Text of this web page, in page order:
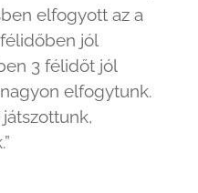
elfogyott az a
jól
3 félidőt jól
elfogytunk.